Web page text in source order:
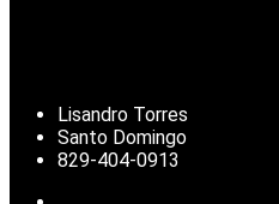
Lisandro Torres
Santo Domingo
829-404-0913